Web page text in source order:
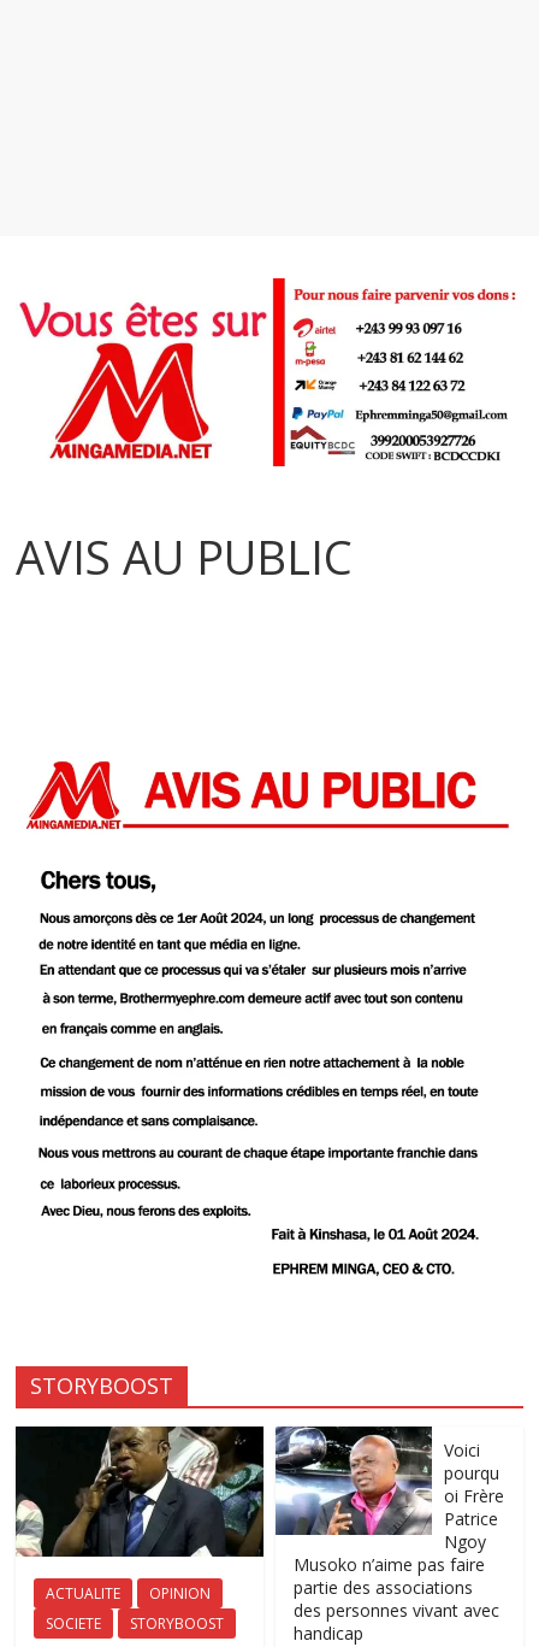
AVIS AU PUBLIC
STORYBOOST
ACTUALITE
OPINION
SOCIETE
STORYBOOST
Voici
pourqu
oi Frère
Patrice
Ngoy
Musoko n’aime pas faire
partie des associations
des personnes vivant avec
handicap